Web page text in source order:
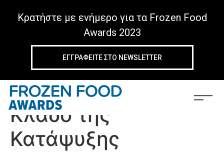
Κρατήστε με ενήμερο για τα Frozen Food
Awards 2023
ΕΓΓΡΑΦΕIΤΕ ΣΤΟ NEWSLETTER
Tag:Πρακτικές στον
Κλάδο της
Κατάψυξης